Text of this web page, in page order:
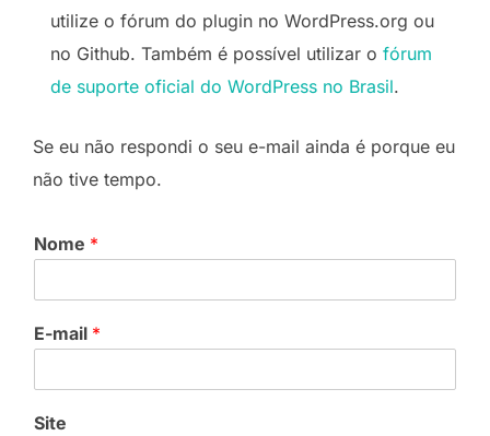
utilize o fórum do plugin no WordPress.org ou
no Github. Também é possível utilizar o fórum
de suporte oficial do WordPress no Brasil.
Se eu não respondi o seu e-mail ainda é porque eu
não tive tempo.
Nome *
E-mail *
Site